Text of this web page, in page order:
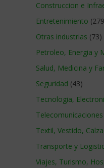
Construccion e
Entretenimiento
Otras industrias (73)
Petroleo, Energia y
Salud, Medicina y
Seguridad (43)
Tecnologia,
Telecomunicaciones
Textil, Vestido,
Transporte y
Viajes, Turismo,